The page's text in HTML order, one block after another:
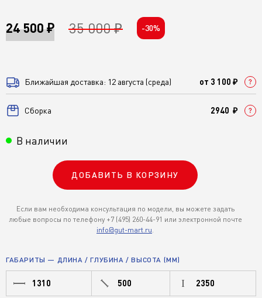
24 500 ₽ 35 000 ₽ -30%
Ближайшая доставка: 12 августа (среда) от 3 100 ₽
Cборка 2940 ₽
В наличии
ДОБАВИТЬ В КОРЗИНУ
Если вам необходима консультация по модели, вы можете задать
любые вопросы по телефону +7 (495) 260-44-91 или электронной почте
info@gut-mart.ru.
ГАБАРИТЫ — ДЛИНА / ГЛУБИНА / ВЫСОТА (ММ)
1310 500 2350